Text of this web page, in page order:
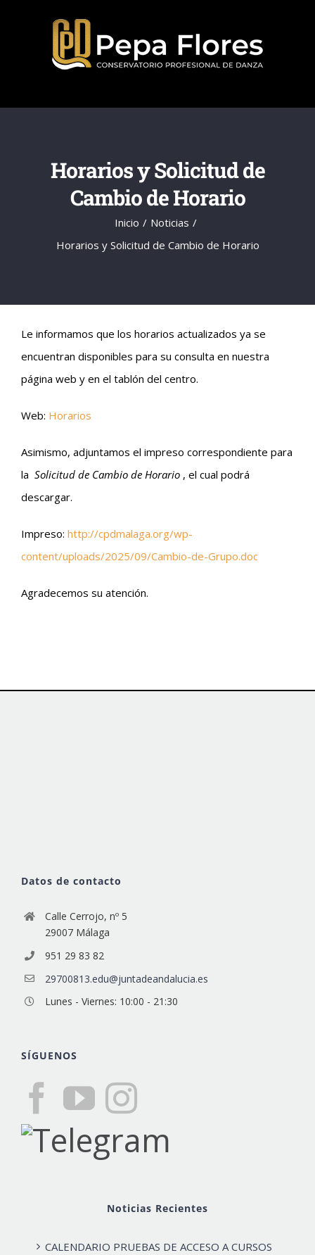
Horarios y Solicitud de
Cambio de Horario
Inicio
Noticias
Horarios y Solicitud de Cambio de Horario
Le informamos que los horarios actualizados ya se
encuentran disponibles para su consulta en nuestra
página web y en el tablón del centro.
Web: Horarios
Asimismo, adjuntamos el impreso correspondiente para
la Solicitud de Cambio de Horario , el cual podrá
descargar.
Impreso: http://cpdmalaga.org/wp-
content/uploads/2025/09/Cambio-de-Grupo.doc
Agradecemos su atención.
Datos de contacto
Calle Cerrojo, nº 5
29007 Málaga
951 29 83 82
29700813.edu@juntadeandalucia.es
Lunes - Viernes: 10:00 - 21:30
SÍGUENOS
Noticias Recientes
CALENDARIO PRUEBAS DE ACCESO A CURSOS